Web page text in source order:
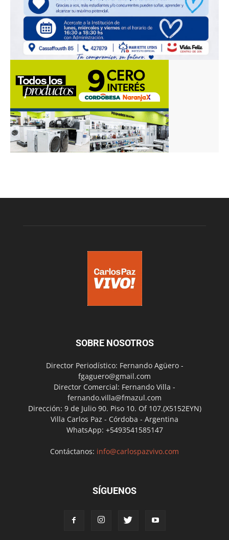
SOBRE NOSOTROS
Director Periodístico: Fernando Agüero -
fgaguero@gmail.com
Director Comercial: Fernando Villa -
fernando.villa@fmazul.com
Dirección: 9 de Julio 90. Piso 10. Of 107.(X5152EYN)
Villa Carlos Paz - Córdoba - Argentina
WhatsApp: +5493541585147
Contáctanos: info@carlospazvivo.com
SÍGUENOS